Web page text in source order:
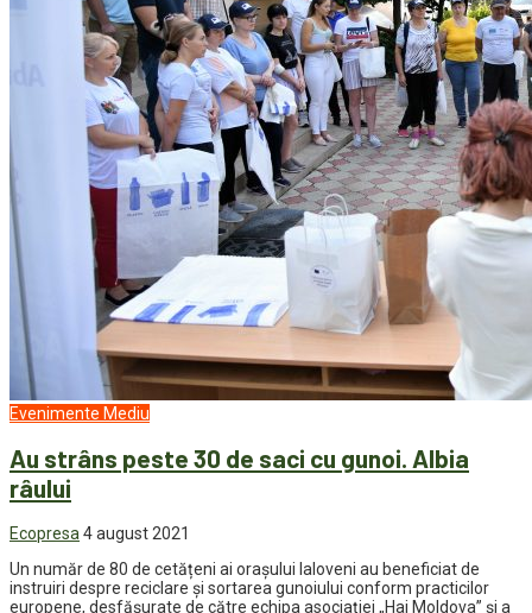
Evenimente Mediu
Au strâns peste 30 de saci cu gunoi. Albia
râului
Ecopresa 4 august 2021
Un număr de 80 de cetățeni ai orașului Ialoveni au beneficiat de
instruiri despre reciclare și sortarea gunoiului conform practicilor
europene, desfășurate de către echipa asociației „Hai Moldova” și a